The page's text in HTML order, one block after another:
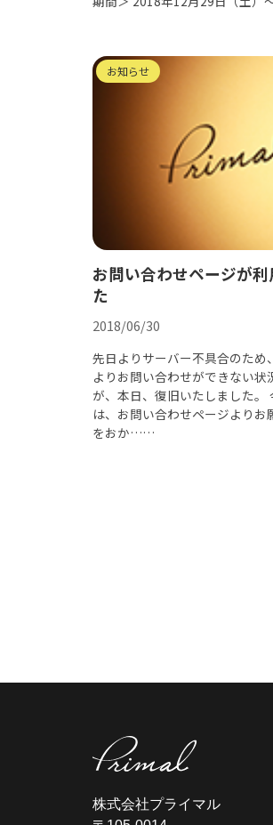
お知らせ
お問い合わせページが
た
2018/06/30
先日よりサーバー不具合のため
よりお問い合わせができない状
が、本日、復旧いたしました。
は、お問い合わせページよりお
をおか……
株式会社プライマル